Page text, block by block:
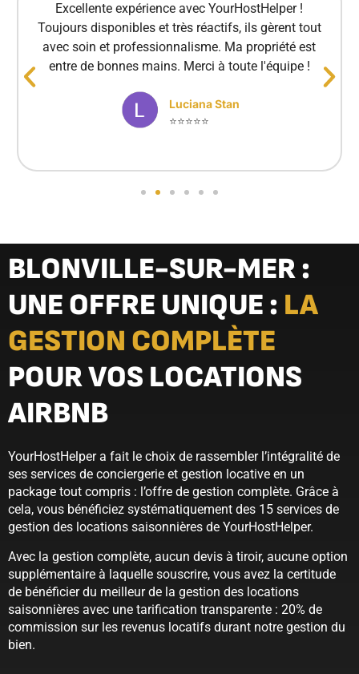
Excellente expérience avec YourHostHelper !
Toujours disponibles et très réactifs, ils gèrent tout
avec soin et professionnalisme. Ma propriété est
entre de bonnes mains. Merci à toute l'équipe !
Luciana Stan
⭐⭐⭐⭐⭐
BLONVILLE-SUR-MER :
UNE OFFRE UNIQUE : LA
GESTION COMPLÈTE
POUR VOS LOCATIONS
AIRBNB
YourHostHelper a fait le choix de rassembler l’intégralité de
ses services de conciergerie et gestion locative en un
package tout compris : l’offre de gestion complète. Grâce à
cela, vous bénéficiez systématiquement des 15 services de
gestion des locations saisonnières de YourHostHelper.
Avec la gestion complète, aucun devis à tiroir, aucune option
supplémentaire à laquelle souscrire, vous avez la certitude
de bénéficier du meilleur de la gestion des locations
saisonnières avec une tarification transparente : 20% de
commission sur les revenus locatifs durant notre gestion du
bien.